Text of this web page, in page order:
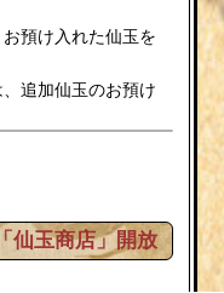
預け入れた仙玉を
追加仙玉のお預け
仙玉商店」開放